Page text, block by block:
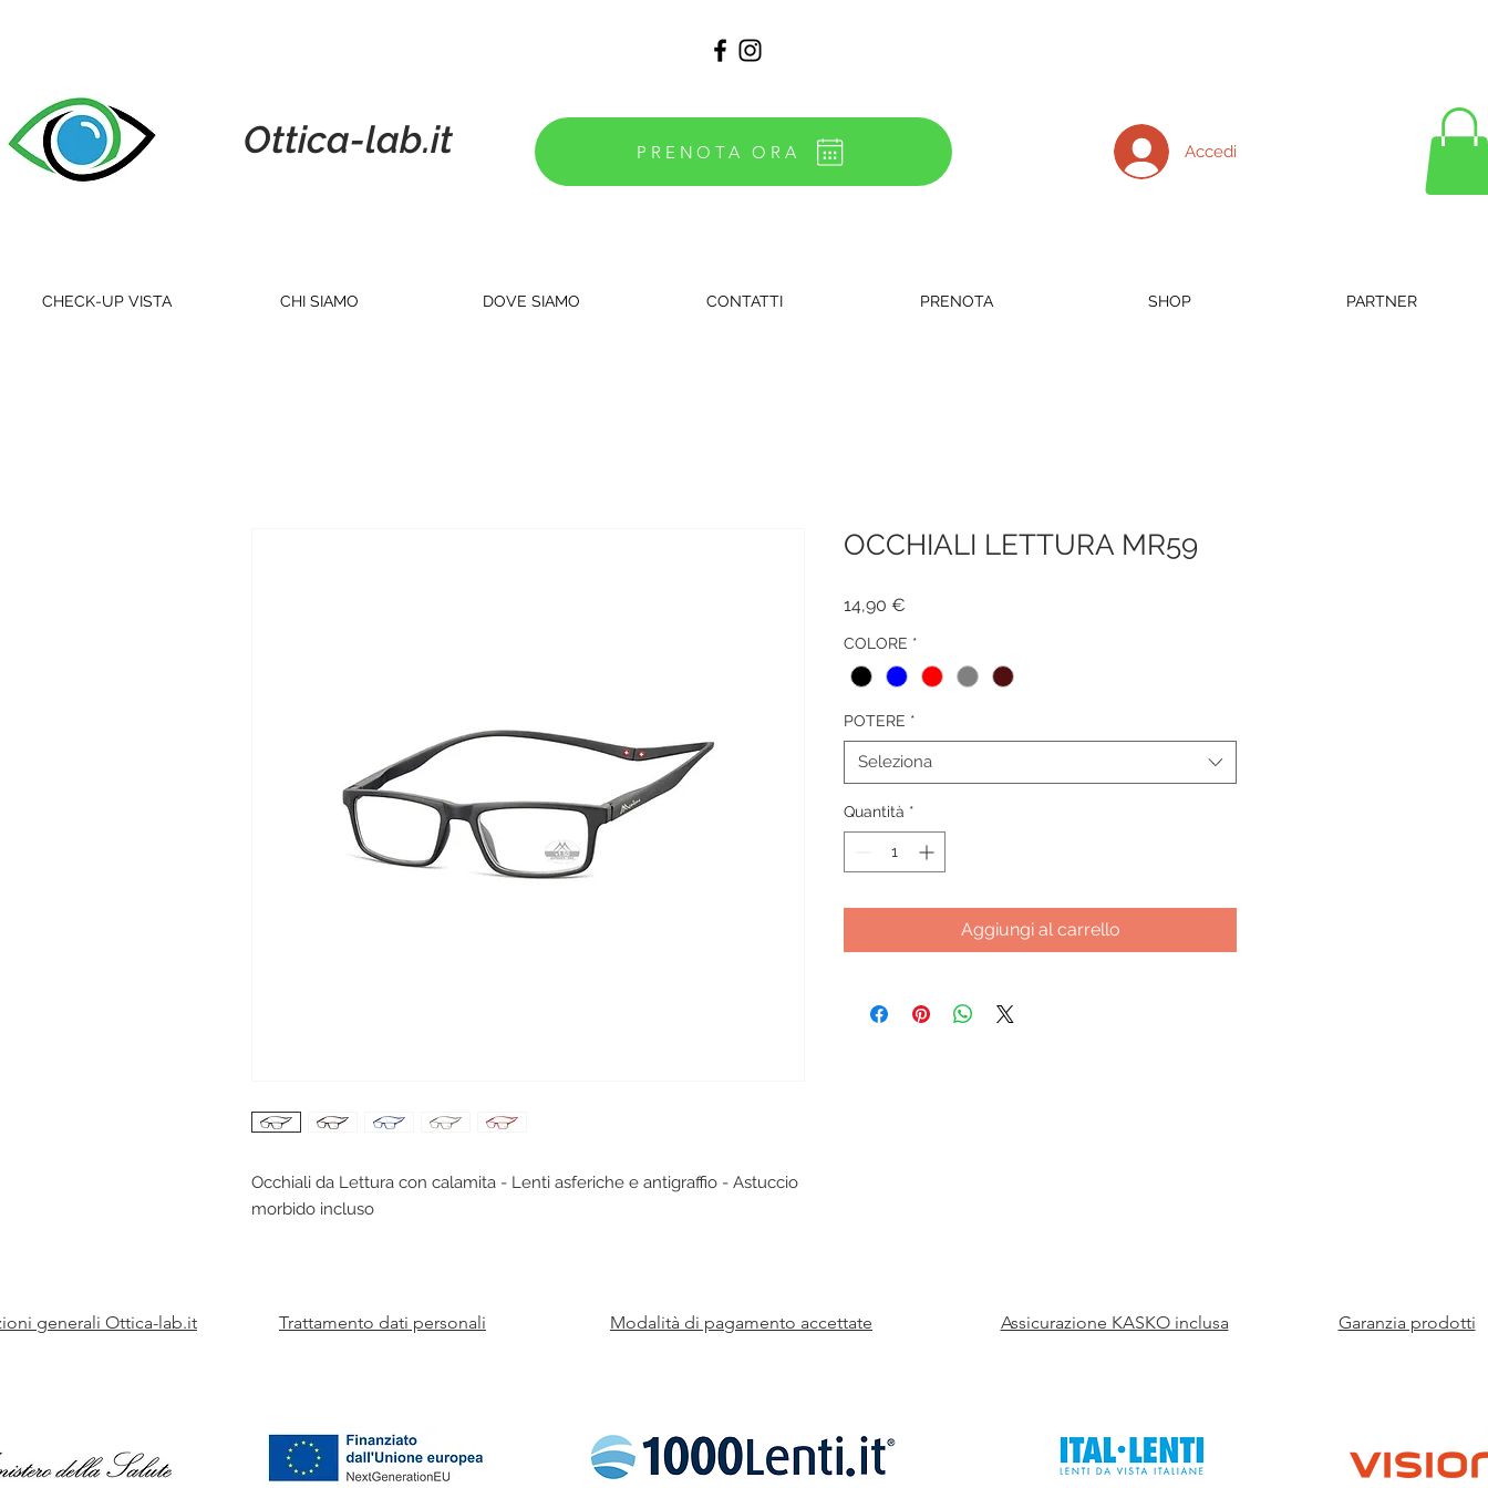
Ottica-lab.it PRENOTA ORA Accedi
CHECK-UP VISTA CHI SIAMO DOVE SIAMO CONTATTI PRENOTA SHOP PARTNER
Occhiali da Lettura con calamita - Lenti asferiche e antigraffio - Astuccio
morbido incluso
OCCHIALI LETTURA MR59
14,90 €
COLORE *
POTERE *
Seleziona
Quantità *
Aggiungi al carrello
generali Ottica-lab.it Trattamento dati personali Modalità di pagamento accettate Assicurazione KASKO inclusa Garanzia prodotti